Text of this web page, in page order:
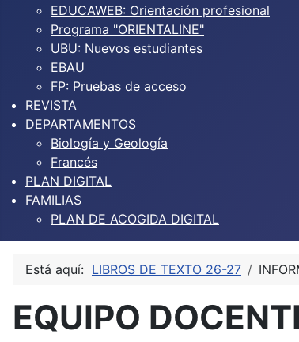
EDUCAWEB: Orientación profesional
Programa "ORIENTALINE"
UBU: Nuevos estudiantes
EBAU
FP: Pruebas de acceso
REVISTA
DEPARTAMENTOS
Biología y Geología
Francés
PLAN DIGITAL
FAMILIAS
PLAN DE ACOGIDA DIGITAL
Está aquí: LIBROS DE TEXTO 26-27
EQUIPO